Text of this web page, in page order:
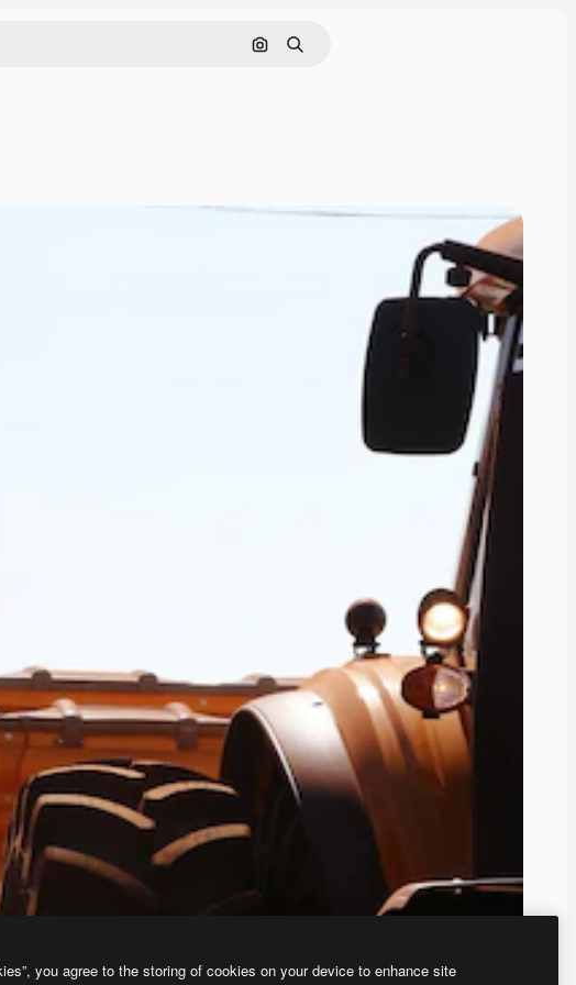
画像で検索
検索
you agree to the storing of cookies on your device to enhance site